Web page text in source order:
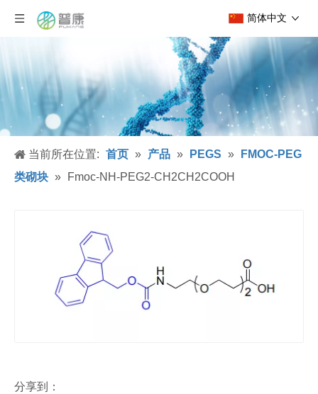
简体中文
当前所在位置: 首页 » 产品 » PEGS »
FMOC-PEG
类砌块 » Fmoc-NH-PEG2-CH2CH2COOH
分享到：